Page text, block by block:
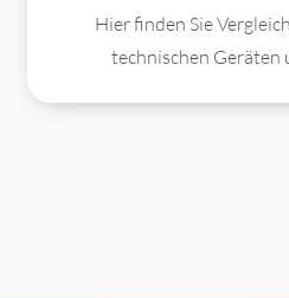
Hier finden Sie
technischen